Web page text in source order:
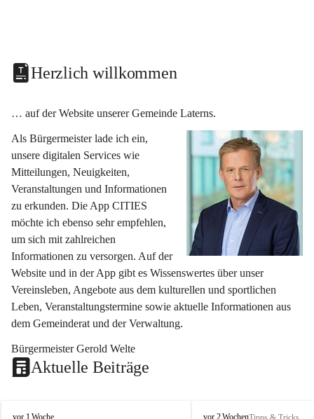
Herzlich willkommen
… auf der Website unserer Gemeinde Laterns.
Als Bürgermeister lade ich ein,
unsere digitalen Services wie
Mitteilungen, Neuigkeiten,
Veranstaltungen und Informationen
zu erkunden. Die App CITIES
möchte ich ebenso sehr empfehlen,
um sich mit zahlreichen
Informationen zu versorgen. Auf der
Website und in der App gibt es Wissenswertes über unser
Vereinsleben, Angebote aus dem kulturellen und sportlichen
Leben, Veranstaltungstermine sowie aktuelle Informationen aus
dem Gemeinderat und der Verwaltung.
Bürgermeister Gerold Welte
Aktuelle Beiträge
vor 1 Woche vor 2 Wochen